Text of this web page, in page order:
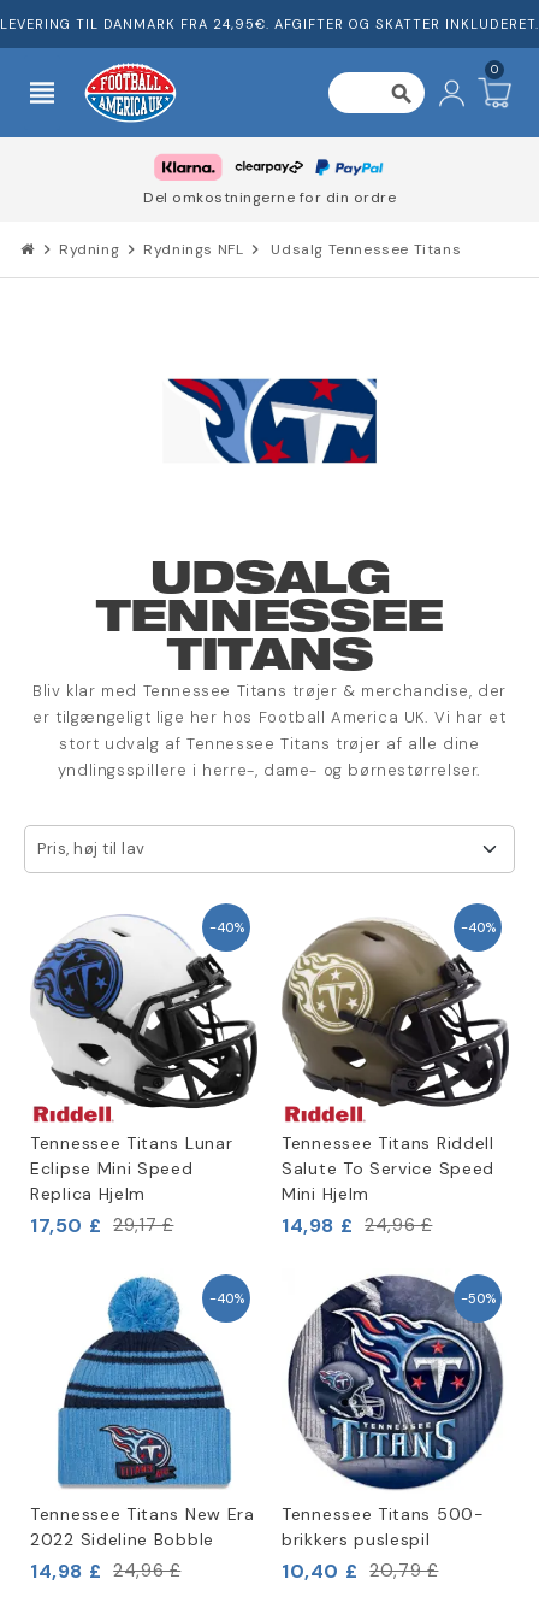
LEVERING TIL DANMARK FRA 24,95€. AFGIFTER OG SKATTER INKLUDERET.
view_headline search
0
Del omkostningerne for din ordre
chevron_right Rydning chevron_right Rydnings NFL chevron_right Udsalg Tennessee Titans
UDSALG
TENNESSEE
TITANS
Bliv klar med Tennessee Titans trøjer & merchandise, der
er tilgængeligt lige her hos Football America UK. Vi har et
stort udvalg af Tennessee Titans trøjer af alle dine
yndlingsspillere i herre-, dame- og børnestørrelser.
Pris, høj til lav
-40%
Tennessee Titans Lunar
Eclipse Mini Speed
Replica Hjelm
17,50 £ 29,17 £
-40%
Tennessee Titans Riddell
Salute To Service Speed
Mini Hjelm
14,98 £ 24,96 £
-40%
Tennessee Titans New Era
2022 Sideline Bobble
14,98 £ 24,96 £
-50%
Tennessee Titans 500-
brikkers puslespil
10,40 £ 20,79 £